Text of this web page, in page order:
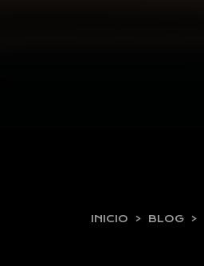
INICIO BLOG